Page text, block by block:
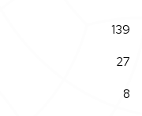
139
27
8